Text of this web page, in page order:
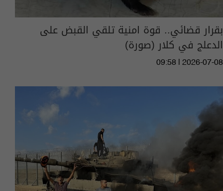
بقرار قضائي.. قوة امنية تلقي القبض على
الدعلج في كلار (صورة)
09:58 | 2026-07-08